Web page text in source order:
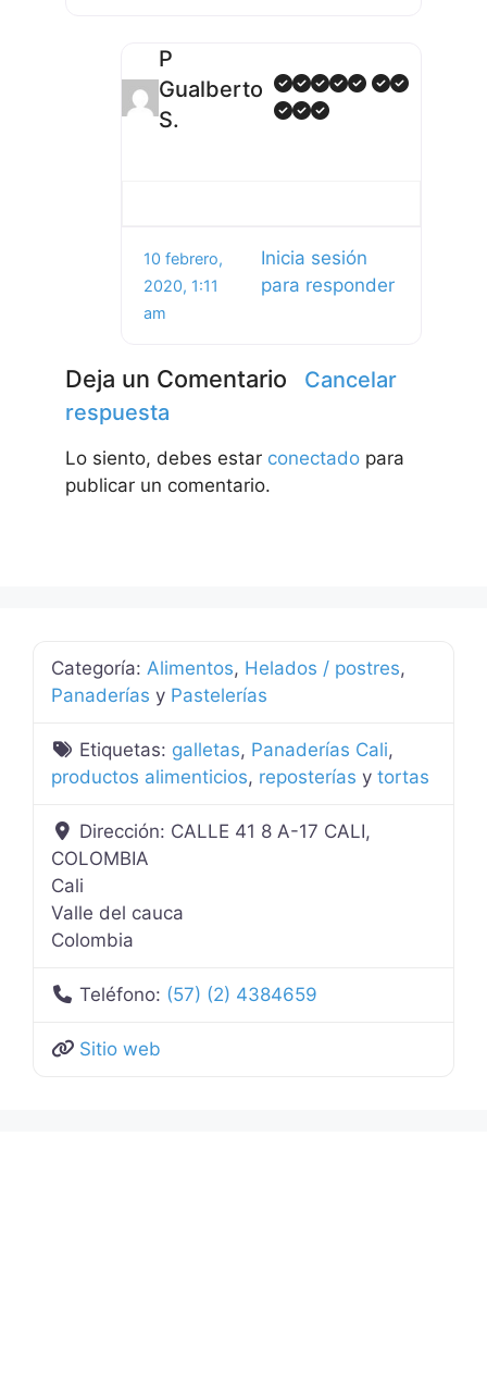
P
Gualberto
S.
10 febrero,
2020, 1:11
am
Inicia sesión
para responder
Deja un Comentario
Cancelar
respuesta
Lo siento, debes estar conectado para
publicar un comentario.
Categoría: Alimentos, Helados / postres,
Panaderías y Pastelerías
Etiquetas: galletas, Panaderías Cali,
productos alimenticios, reposterías y tortas
Dirección: CALLE 41 8 A-17 CALI,
COLOMBIA
Cali
Valle del cauca
Colombia
Teléfono: (57) (2) 4384659
Sitio web